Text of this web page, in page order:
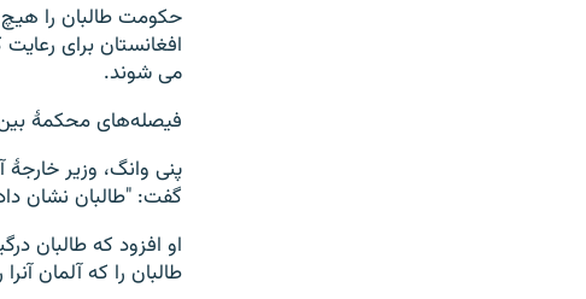
حکومت طالبان را
افغانستان برای
می شوند.
فیصله‌های محکمهٔ بین
پنی وانگ، وزیر
گفت: "طالبان نشان
او افزود که طالبان
طالبان را که آلمان